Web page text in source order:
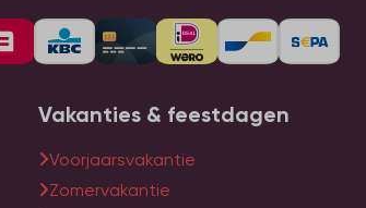
Vakanties & feestdagen
Voorjaarsvakantie
Zomervakantie